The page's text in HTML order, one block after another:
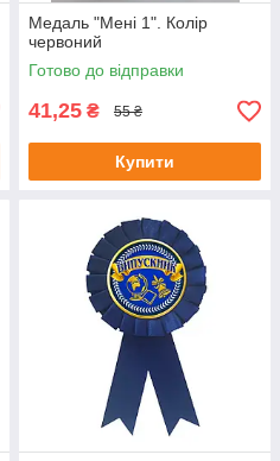
Медаль "Мені 1". Колір
червоний
Готово до відправки
41,25 ₴ 55 ₴
Купити